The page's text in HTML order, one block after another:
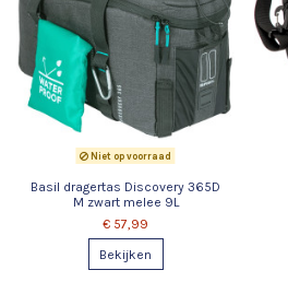
Niet op voorraad
Basil dragertas Discovery 365D
M zwart melee 9L
€ 57,99
Bekijken